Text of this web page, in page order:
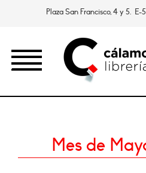
Plaza San Francisco, 4 y 5. E-
Mes de